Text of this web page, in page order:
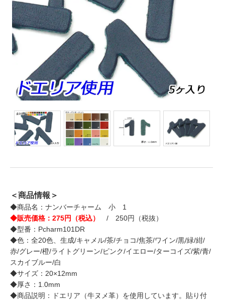
＜商品情報＞
◆商品名：ナンバーチャーム 小 1
◆販売価格：275円（税込）
/ 250円（税抜）
◆型番：Pcharm101DR
◆色：全20色、生成/キャメル/茶/チョコ/焦茶/ワイン/黒/緑/紺/
赤/グレー/橙/ライトグリーン/ピンク/イエロー/ターコイズ/紫/青/
スカイブルー/白
◆サイズ：20×12mm
◆厚さ：1.0mm
◆商品説明：ドエリア（牛ヌメ革）を使用しています。貼り付